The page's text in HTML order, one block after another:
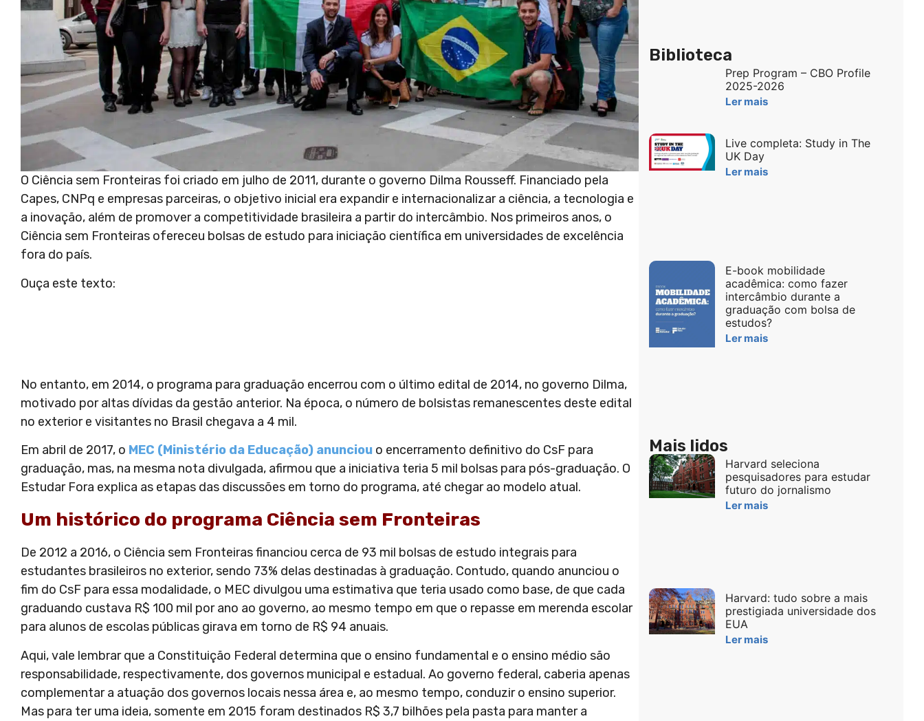
O Ciência sem Fronteiras foi criado em julho de 2011, durante o governo Dilma Rousseff. Financiado pela
Capes, CNPq e empresas parceiras, o objetivo inicial era expandir e internacionalizar a ciência, a tecnologia e
a inovação, além de promover a competitividade brasileira a partir do intercâmbio. Nos primeiros anos, o
Ciência sem Fronteiras ofereceu bolsas de estudo para iniciação científica em universidades de excelência
fora do país.
Ouça este texto:
No entanto, em 2014, o programa para graduação encerrou com o último edital de 2014, no governo Dilma,
motivado por altas dívidas da gestão anterior. Na época, o número de bolsistas remanescentes deste edital
no exterior e visitantes no Brasil chegava a 4 mil.
Em abril de 2017, o MEC (Ministério da Educação) anunciou o encerramento definitivo do CsF para
graduação, mas, na mesma nota divulgada, afirmou que a iniciativa teria 5 mil bolsas para pós-graduação. O
Estudar Fora explica as etapas das discussões em torno do programa, até chegar ao modelo atual.
Um histórico do programa Ciência sem Fronteiras
De 2012 a 2016, o Ciência sem Fronteiras financiou cerca de 93 mil bolsas de estudo integrais para
estudantes brasileiros no exterior, sendo 73% delas destinadas à graduação. Contudo, quando anunciou o
fim do CsF para essa modalidade, o MEC divulgou uma estimativa que teria usado como base, de que cada
graduando custava R$ 100 mil por ano ao governo, ao mesmo tempo em que o repasse em merenda escolar
para alunos de escolas públicas girava em torno de R$ 94 anuais.
Aqui, vale lembrar que a Constituição Federal determina que o ensino fundamental e o ensino médio são
responsabilidade, respectivamente, dos governos municipal e estadual. Ao governo federal, caberia apenas
complementar a atuação dos governos locais nessa área e, ao mesmo tempo, conduzir o ensino superior.
Mas para ter uma ideia, somente em 2015 foram destinados R$ 3,7 bilhões pela pasta para manter a
Biblioteca
Prep Program – CBO Profile
2025-2026
Ler mais
Live completa: Study in The
UK Day
Ler mais
E-book mobilidade
acadêmica: como fazer
intercâmbio durante a
graduação com bolsa de
estudos?
Ler mais
Mais lidos
Harvard seleciona
pesquisadores para estudar
futuro do jornalismo
Ler mais
Harvard: tudo sobre a mais
prestigiada universidade dos
EUA
Ler mais